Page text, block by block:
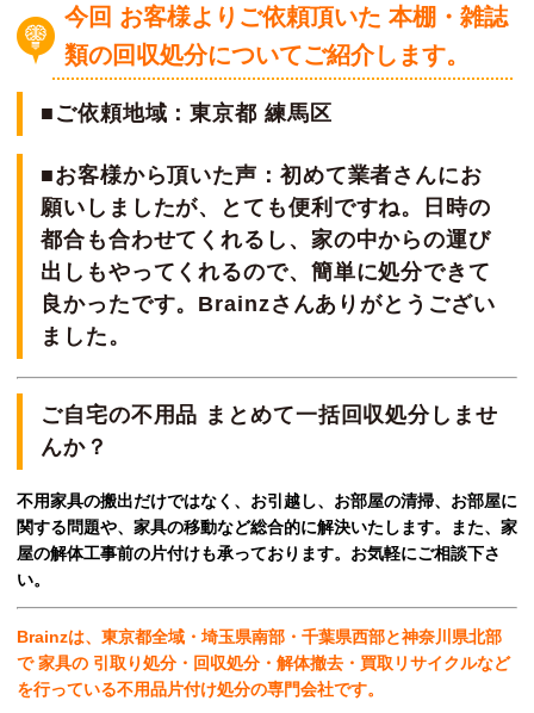
今回 お客様よりご依頼頂いた 本棚・雑誌
類の回収処分についてご紹介します。
■ご依頼地域：東京都 練馬区
■お客様から頂いた声：初めて業者さんにお
願いしましたが、とても便利ですね。日時の
都合も合わせてくれるし、家の中からの運び
出しもやってくれるので、簡単に処分できて
良かったです。Brainzさんありがとうござい
ました。
ご自宅の不用品 まとめて一括回収処分しませ
んか？
不用家具の搬出だけではなく、お引越し、お部屋の清掃、お部屋に
関する問題や、家具の移動など総合的に解決いたします。また、家
屋の解体工事前の片付けも承っております。お気軽にご相談下さ
い。
Brainzは、東京都全域・埼玉県南部・千葉県西部と神奈川県北部
で 家具の 引取り処分・回収処分・解体撤去・買取リサイクルなど
を行っている不用品片付け処分の専門会社です。